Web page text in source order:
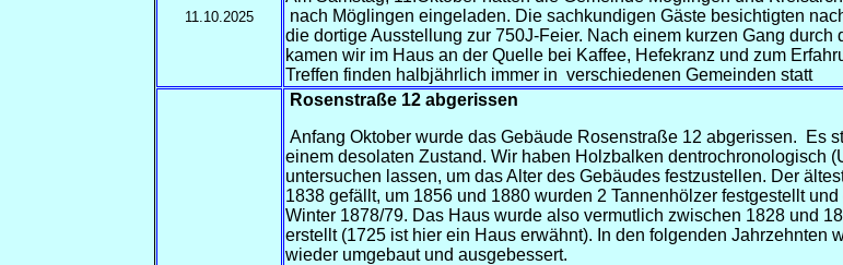
11.10.2025
nach Möglingen eingeladen. Die sachkundigen Gäste besichtigten
die dortige Ausstellung zur 750J-Feier. Nach einem kurzen Gang durch
kamen wir im Haus an der Quelle bei Kaffee, Hefekranz und zum
Treffen finden halbjährlich immer in verschiedenen Gemeinden statt
Rosenstraße 12 abgerissen
Anfang Oktober wurde das Gebäude Rosenstraße 12 abgerissen.
Es
einem desolaten Zustand. Wir haben Holzbalken dentrochronologisch
untersuchen lassen, um das Alter des Gebäudes festzustellen. Der
1838 gefällt, um 1856 und 1880 wurden 2 Tannenhölzer festgestellt
Winter 1878/79. Das Haus wurde also vermutlich zwischen 1828 und
erstellt (1725 ist hier ein Haus erwähnt). In den folgenden Jahrzehnten
wieder umgebaut und ausgebessert.